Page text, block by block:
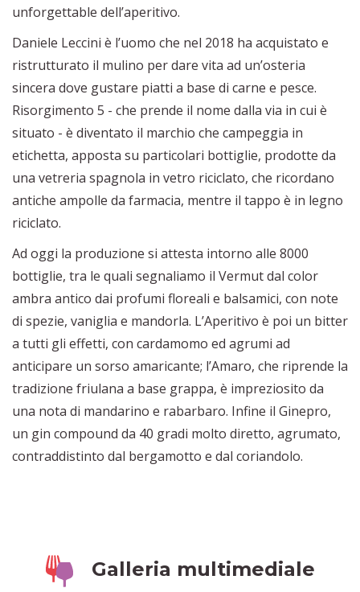
unforgettable dell’aperitivo.
Daniele Leccini è l’uomo che nel 2018 ha acquistato e
ristrutturato il mulino per dare vita ad un’osteria
sincera dove gustare piatti a base di carne e pesce.
Risorgimento 5 - che prende il nome dalla via in cui è
situato - è diventato il marchio che campeggia in
etichetta, apposta su particolari bottiglie, prodotte da
una vetreria spagnola in vetro riciclato, che ricordano
antiche ampolle da farmacia, mentre il tappo è in legno
riciclato.
Ad oggi la produzione si attesta intorno alle 8000
bottiglie, tra le quali segnaliamo il Vermut dal color
ambra antico dai profumi floreali e balsamici, con note
di spezie, vaniglia e mandorla. L’Aperitivo è poi un bitter
a tutti gli effetti, con cardamomo ed agrumi ad
anticipare un sorso amaricante; l’Amaro, che riprende la
tradizione friulana a base grappa, è impreziosito da
una nota di mandarino e rabarbaro. Infine il Ginepro,
un gin compound da 40 gradi molto diretto, agrumato,
contraddistinto dal bergamotto e dal coriandolo.
Galleria multimediale